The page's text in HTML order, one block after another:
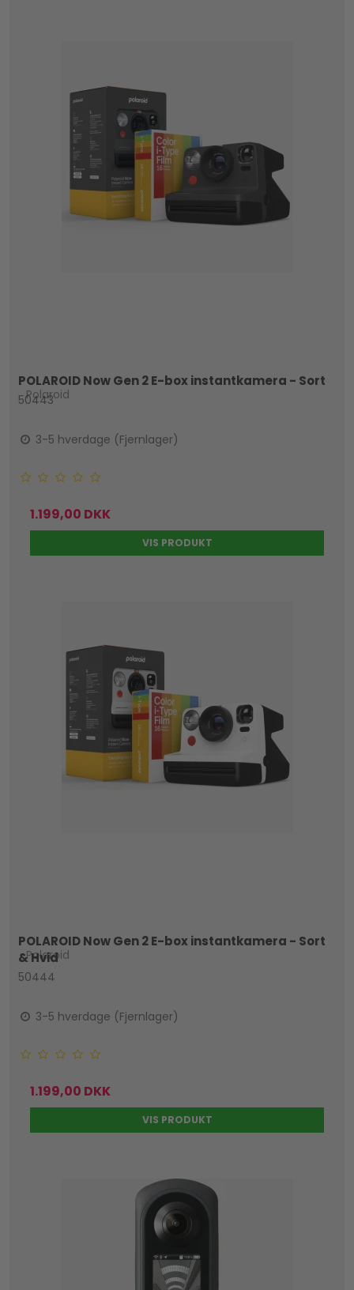
POLAROID Now Gen 2 E-box instantkamera - Sort
Polaroid
50443
3-5 hverdage (Fjernlager)
1.199,00 DKK
VIS PRODUKT
POLAROID Now Gen 2 E-box instantkamera - Sort
& Hvid
Polaroid
50444
3-5 hverdage (Fjernlager)
1.199,00 DKK
VIS PRODUKT